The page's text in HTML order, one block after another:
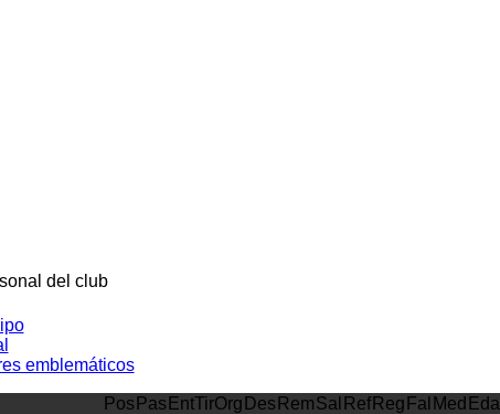
del club
emblemáticos
Pos Pas EntTirOrg Des RemSal RefReg Fal Med Eda